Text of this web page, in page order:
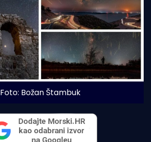
Foto: Božan Štambuk